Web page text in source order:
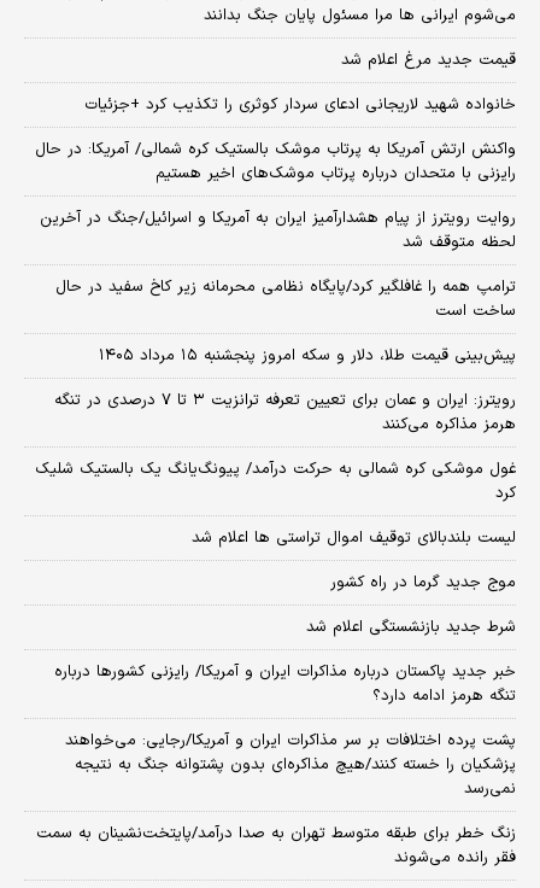
می‌شوم ایرانی ها مرا مسئول پایان جنگ بدانند
قیمت جدید مرغ اعلام شد
خانواده شهید لاریجانی ادعای سردار کوثری را تکذیب کرد +جزئیات
واکنش ارتش آمریکا به پرتاب موشک بالستیک کره شمالی/ آمریکا: در حال
رایزنی با متحدان درباره پرتاب موشک‌های اخیر هستیم
روایت رویترز از پیام هشدارآمیز ایران به آمریکا و اسرائیل/جنگ در آخرین
لحظه متوقف شد
ترامپ همه را غافلگیر کرد/پایگاه نظامی محرمانه زیر کاخ سفید در حال
ساخت است
پیش‌بینی قیمت طلا، دلار و سکه امروز پنجشنبه ۱۵ مرداد ۱۴۰۵
رویترز: ایران و عمان برای تعیین تعرفه ترانزیت ۳ تا ۷ درصدی در تنگه
هرمز مذاکره می‌کنند
غول موشکی کره شمالی به حرکت درآمد/ پیونگ‌یانگ یک بالستیک شلیک
کرد
لیست بلندبالای توقیف اموال تراستی ها اعلام شد
موج جدید گرما در راه کشور
شرط جدید بازنشستگی اعلام شد
خبر جدید پاکستان درباره مذاکرات ایران و آمریکا/ رایزنی کشورها درباره
تنگه هرمز ادامه دارد؟
پشت پرده اختلافات بر سر مذاکرات ایران و آمریکا/رجایی: می‌خواهند
پزشکیان را خسته کنند/هیچ مذاکره‌ای بدون پشتوانه جنگ به نتیجه
نمی‌رسد
زنگ خطر برای طبقه متوسط تهران به صدا درآمد/پایتخت‌نشینان به سمت
فقر رانده می‌شوند